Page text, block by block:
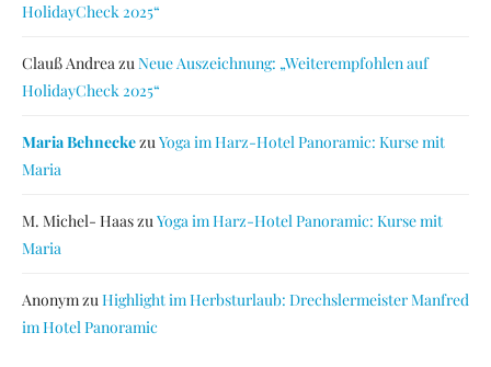
HolidayCheck 2025“
Clauß AndreazuNeue Auszeichnung: „Weiterempfohlen auf
HolidayCheck 2025“
Maria BehneckezuYoga im Harz-Hotel Panoramic: Kurse mit
Maria
M. Michel- HaaszuYoga im Harz-Hotel Panoramic: Kurse mit
Maria
AnonymzuHighlight im Herbsturlaub: Drechslermeister Manfred
im Hotel Panoramic